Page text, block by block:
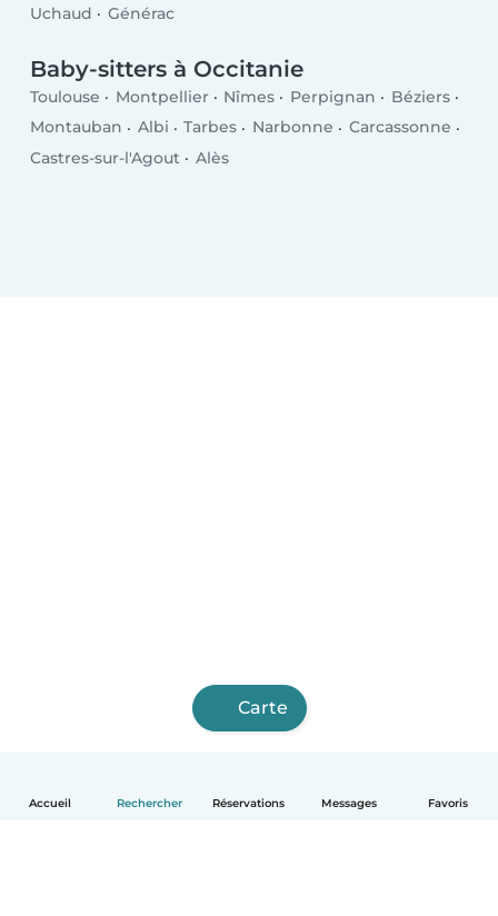
Accueil Rechercher Réservations Messages Favoris
Uchaud
Générac
Baby-sitters à Occitanie
Toulouse Montpellier Nîmes Perpignan
Béziers
Montauban
Albi Tarbes Narbonne
Carcassonne
Castres-sur-l'Agout
Alès
Carte